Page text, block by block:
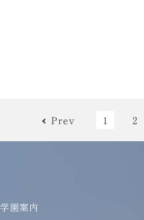
Prev 1 2
学園案内